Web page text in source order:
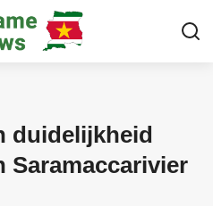
duidelijkheid
Saramaccarivier